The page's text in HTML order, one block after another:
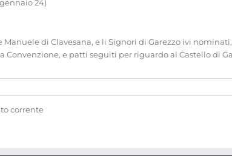
gennaio 24)
Manuele di Clavesana, e li Signori di Garezzo ivi
Convenzione, e patti seguiti per riguardo al Castello di
corrente